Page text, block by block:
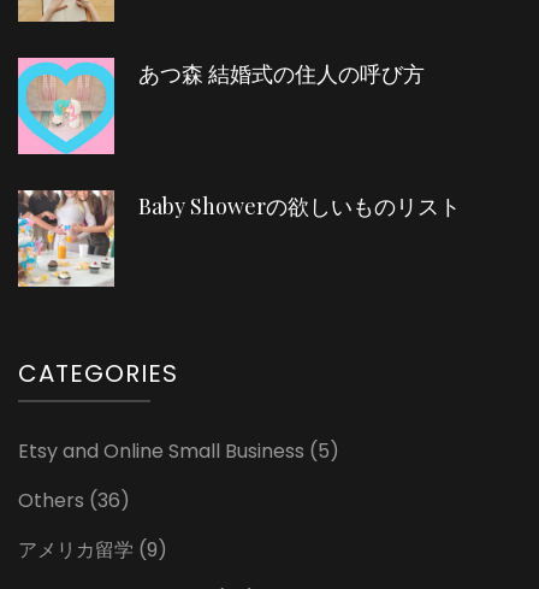
あつ森 結婚式の住人の呼び方
Baby Showerの欲しいものリスト
CATEGORIES
Etsy and Online Small Business (5)
Others (36)
アメリカ留学 (9)